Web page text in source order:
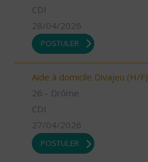
CDI
28/04/2026
POSTULER
Aide à domicile Divajeu (H/F)
26 - Drôme
CDI
27/04/2026
POSTULER